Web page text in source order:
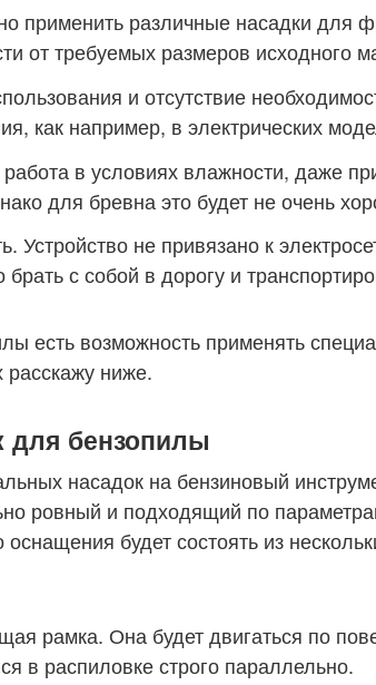
применить различные насадки для
от требуемых размеров исходного
и отсутствие
как например, в электрических
в условиях влажности, даже
для бревна это будет не очень
Устройство не привязано к
с собой в дорогу и
есть возможность применять
расскажу ниже.
для бензопилы
насадок на бензиновый
ровный и подходящий по
оснащения будет состоять из
рамка. Она будет двигаться по
в распиловке строго параллельно.